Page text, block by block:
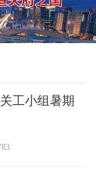
工小组暑期